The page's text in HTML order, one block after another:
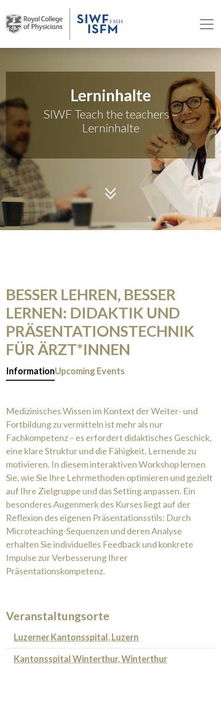
Lerninhalte
SIWF Teach the teachers –
Lerninhalte
BESSER LEHREN, BESSER
LERNEN: DIDAKTIK UND
PRÄSENTATIONSTECHNIK
FÜR ÄRZT*INNEN
InformationUpcoming Events
Medizinisches Wissen im Kontext der Weiter- und
Fortbildung zu vermitteln ist mehr als nur
Fachkompetenz – es erfordert didaktisches Geschick,
eine klare Struktur und die Fähigkeit, Lernende zu
motivieren. In diesem interaktiven Workshop lernen
Sie, wie Sie Ihre Lehrmethoden optimieren und gezielt
auf Ihre Zielgruppe und das Setting anpassen. Ein
besonderes Augenmerk des Kurses liegt auf der
Reflexion des eigenen Präsentationsstils: Durch
Microteaching-Sequenzen und deren Analyse
erhalten Sie individuelles Feedback und konkrete
Impulse zur Verbesserung Ihrer
Präsentationskompetenz.
Veranstaltungsorte
Luzerner Kantonsspital, Luzern
Kantonsspital Winterthur, Winterthur